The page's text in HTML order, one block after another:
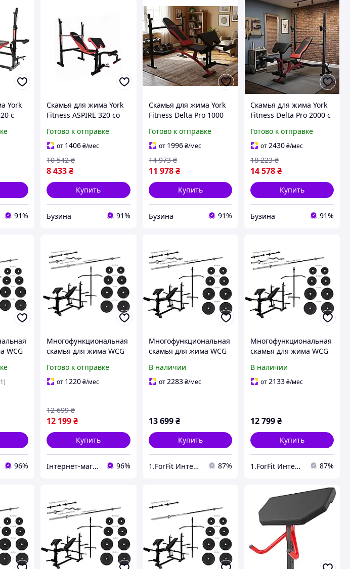
York
с
91%
Скамья для жима York
Fitness ASPIRE 320 со
партой Скотта buzyna
Готово к отправке
от 1406₴/мес
8 433₴
10 542 ₴
Купить
Бузина 91%
Скамья для жима York
Fitness Delta Pro 1000
и партой Скотта
buzyna
Готово к отправке
от 1996 ₴/мес
11 978 ₴
14 973 ₴
Купить
Бузина 91%
Скамья для жима York
Fitness Delta Pro 2000 с
партой Скотта buzyna
Готово к отправке
от 2430₴/мес
14 578₴
18 223 ₴
Купить
Бузина 91%
WCG
96%
Многофункциональная
скамья для жима WCG
Приставка скотта
Набор HARD штанга 80
Готово к отправке
от 1220₴/мес
12 199₴
12 699 ₴
Купить
Інтернет-магазин "Атлант Спорт" 96%
Многофункциональная
скамья для жима WCG
Приставка скотта
Набор HARD штанга
В наличии
от2283 ₴/мес
13 699 ₴
Купить
1.ForFit Интернет-магазин спортивных товаров 87%
Многофункциональная
скамья для жима WCG
Приставка скотта
Набор HARD штанга 98
В наличии
от2133₴/мес
12 799₴
Купить
1.ForFit Интернет-магазин спортивных товаров 87%